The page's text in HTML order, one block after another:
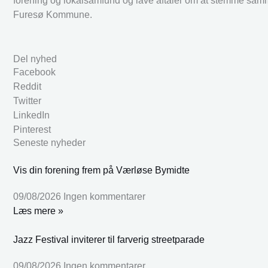
Furesø Kommune.
Del nyhed
Facebook
Reddit
Twitter
LinkedIn
Pinterest
Seneste nyheder
Vis din forening frem på Værløse Bymidte
09/08/2026 Ingen kommentarer
Læs mere »
Jazz Festival inviterer til farverig streetparade
09/08/2026 Ingen kommentarer